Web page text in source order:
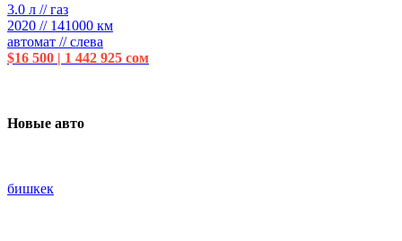
3.0 л // газ
2020 // 141000 км
автомат // слева
$16 500 | 1 442 925 сом
Новые авто
бишкек